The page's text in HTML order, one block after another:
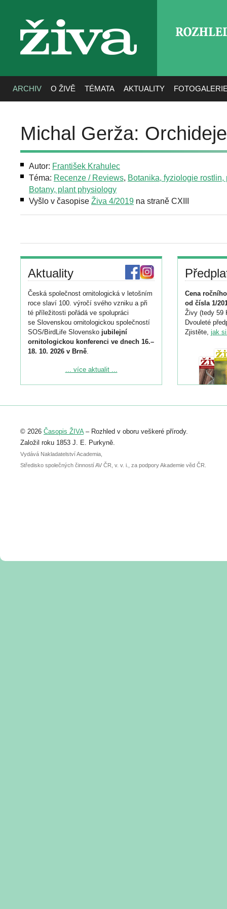
živa
ARCHIV O ŽIVĚ TÉMATA AKTUALITY
Michal Gerža:
Autor: František Krahulec
Téma: Recenze / Reviews, Botanika, fyziologie rostlin,
Botany, plant physiology
Vyšlo v časopise Živa 4/2019 na straně CXIII
Aktuality
Česká společnost ornitologická v letošním
roce slaví 100. výročí svého vzniku a při
té příležitosti pořádá ve spolupráci
se Slovenskou ornitologickou společností
SOS/BirdLife Slovensko jubilejní
ornitologickou konferenci ve dnech 16.–
18. 10. 2026 v Brně.
Podrobnější informace ke konferenci
Registrovat se můžete do 6. září.
abstraktu přihlášené přednášky nebo
posteru je už 30. června.
... více aktualit ...
Cena
od čísla 1/
Živy (tedy 59
Dvouleté
Zjistěte, jak
© 2026 Časopis ŽIVA– Rozhled v oboru veškeré přírody.
Založil roku 1853 J. E. Purkyně.
Vydává Nakladatelství Academia,
Středisko společných činností AV ČR, v. v. i., za podpory Akademie věd ČR.